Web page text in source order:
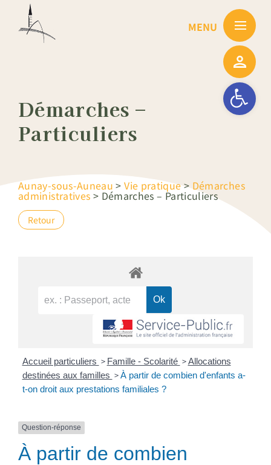
Ouvrir la
Démarches –
Particuliers
Aunay-sous-Auneau >Vie pratique>Démarches
administratives > Démarches – Particuliers
Retour
Accueil particuliers > Famille - Scolarité > Allocations
destinées aux familles > À partir de combien d'enfants a-
t-on droit aux prestations familiales ?
Question-réponse
À partir de combien